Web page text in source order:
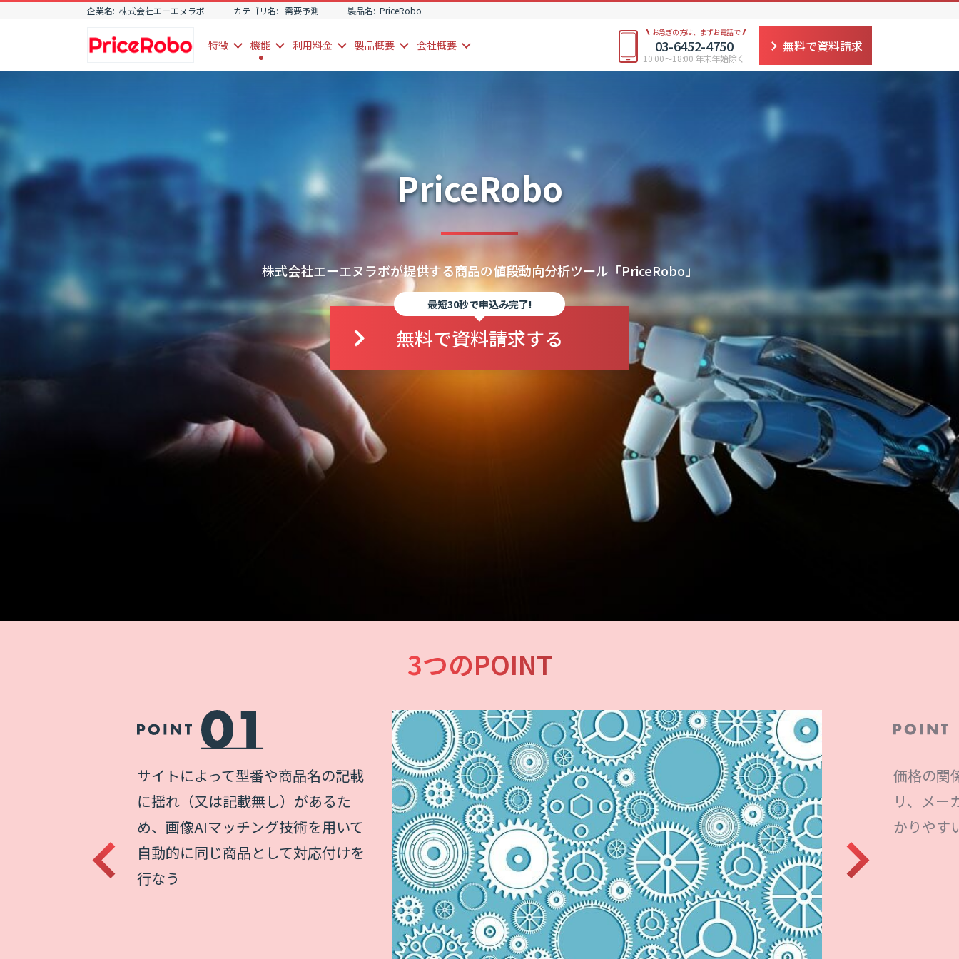
企業名: 株式会社エーエヌラボ カテゴリ名: 需要予測 製品名: PriceRobo
特徴 機能 利用料金 製品概要 会社概要
お急ぎの方は、まずお電話で
03-6452-4750
10:00〜18:00 年末年始除く
無料で資料請求
PriceRobo
株式会社エーエヌラボが提供する商品の値段動向分析ツール「PriceRobo」
最短30秒で申込み完了!
無料で資料請求する
3つのPOINT
価格の関係性を、グループ（カテゴ
リ、メーカー、価格帯）別、かつ分
かりやすい式で近似し、表示する
弊社ソリ
ボ」と連
イムで自